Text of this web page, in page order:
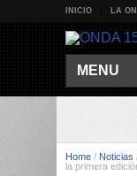
INICIO LA
MENU
Home / Noticias
la primera